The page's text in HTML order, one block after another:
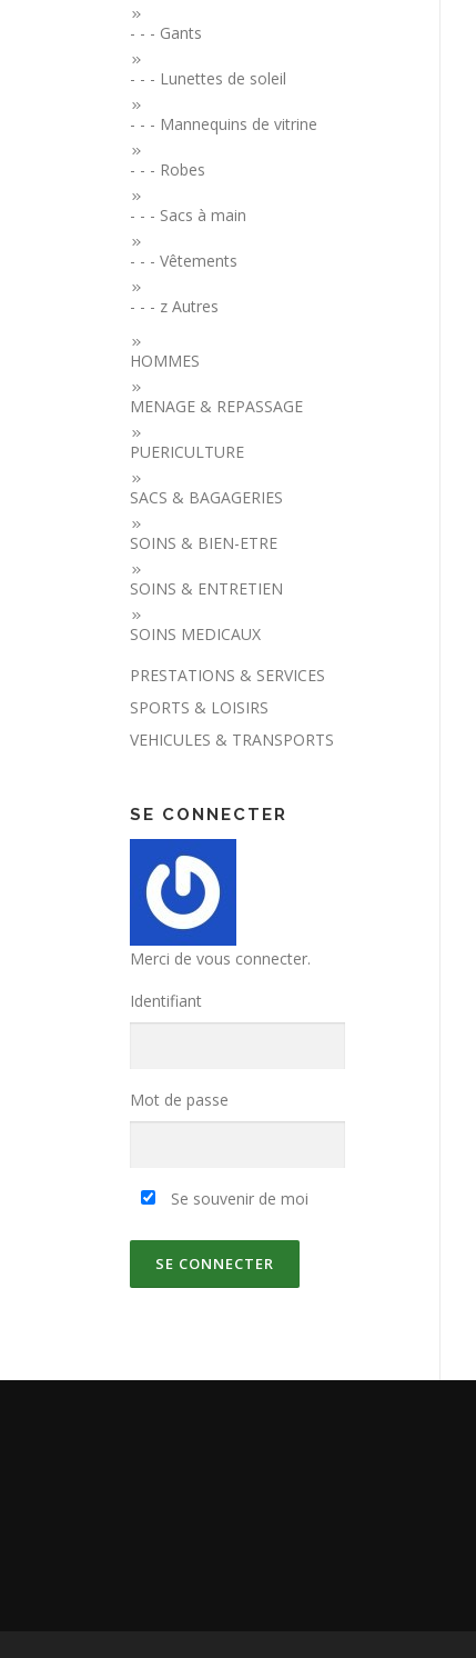
- - - Gants
- - - Lunettes de soleil
- - - Mannequins de vitrine
- - - Robes
- - - Sacs à main
- - - Vêtements
- - - z Autres
HOMMES
MENAGE & REPASSAGE
PUERICULTURE
SACS & BAGAGERIES
SOINS & BIEN-ETRE
SOINS & ENTRETIEN
SOINS MEDICAUX
PRESTATIONS & SERVICES
SPORTS & LOISIRS
VEHICULES & TRANSPORTS
SE CONNECTER
Merci de vous connecter.
Identifiant
Mot de passe
Se souvenir de moi